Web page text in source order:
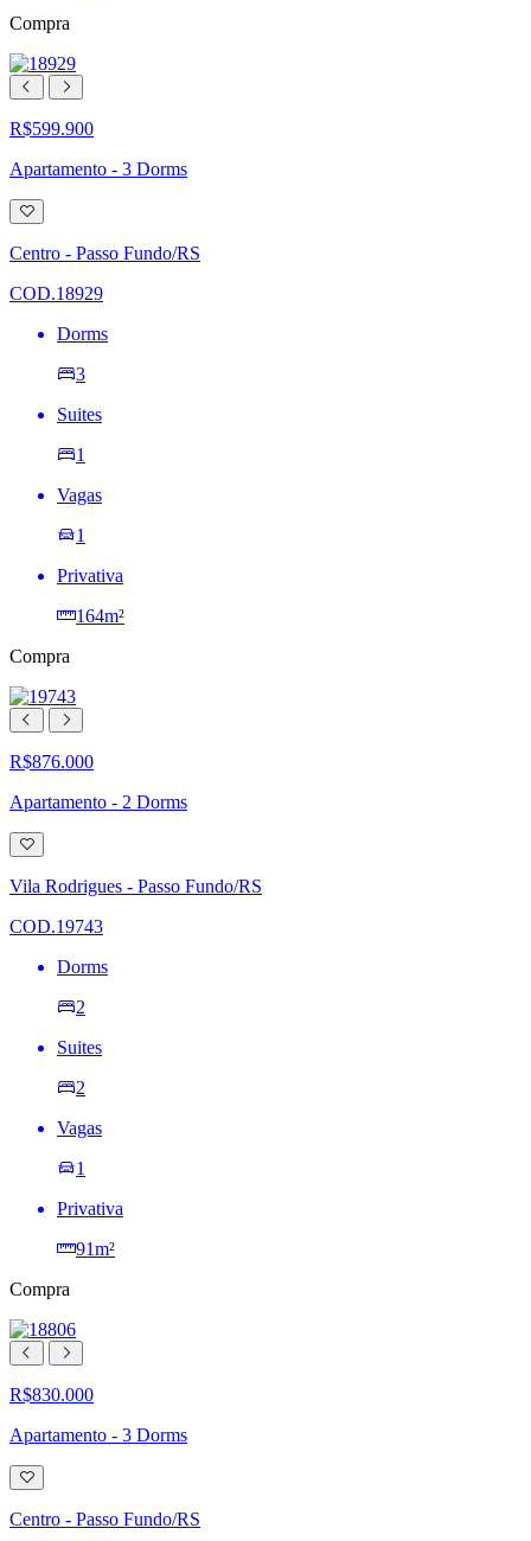
Compra
R$599.900
Apartamento - 3 Dorms
Adicionar
à
lista
de
Centro - Passo Fundo/RS
COD.18929
Dorms
3
Suites
1
Vagas
1
Privativa
164m²
Compra
R$876.000
Apartamento - 2 Dorms
Adicionar
à
lista
de
Vila Rodrigues - Passo Fundo/RS
COD.19743
Dorms
2
Suites
2
Vagas
1
Privativa
91m²
Compra
R$830.000
Apartamento - 3 Dorms
Adicionar
à
lista
de
Centro - Passo Fundo/RS